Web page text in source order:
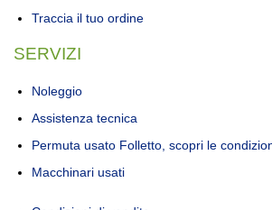
Traccia il tuo ordine
SERVIZI
Noleggio
Assistenza tecnica
Permuta usato Folletto, scopri le
Macchinari usati